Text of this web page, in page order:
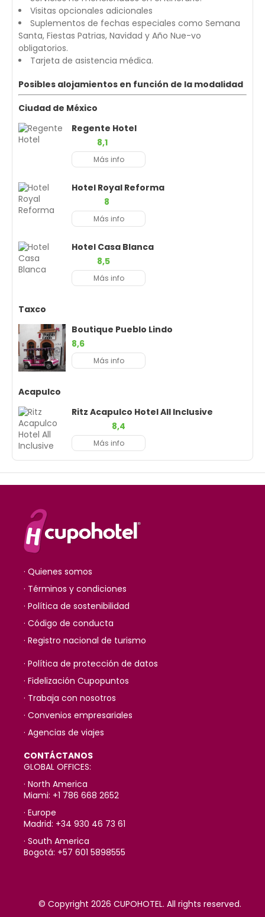
Visitas opcionales adicionales
Suplementos de fechas especiales como Semana
Santa, Fiestas Patrias, Navidad y Año Nue-vo
obligatorios.
Tarjeta de asistencia médica.
Posibles alojamientos en función de la modalidad
Ciudad de México
Regente Hotel
8,1
Más info
Hotel Royal Reforma
8
Más info
Hotel Casa Blanca
8,5
Más info
Taxco
Boutique Pueblo Lindo
8,6
Más info
Acapulco
Ritz Acapulco Hotel All Inclusive
8,4
Más info
· Quienes somos
· Términos y condiciones
· Política de sostenibilidad
· Código de conducta
· Registro nacional de turismo
· Política de protección de datos
· Fidelización Cupopuntos
· Trabaja con nosotros
· Convenios empresariales
· Agencias de viajes
CONTÁCTANOS
GLOBAL OFFICES:
· North America
Miami: +1 786 668 2652
· Europe
Madrid: +34 930 46 73 61
· South America
Bogotá: +57 601 5898555
© Copyright 2026 CUPOHOTEL. All rights reserved.